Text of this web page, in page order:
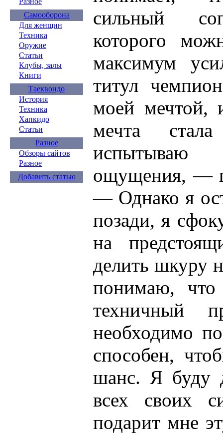
Самооборона
Для женщин
Техника
Оружие
Статьи
Клубы, залы
Книги
Таеквондо
История
Техника
Хапкидо
Статьи
Разное
Обзоры сайтов
Разное
Добавить статью
сильный
которого
максимум
титул
моей мечтой,
мечта
испытываю
ощущения, —
— Однако я
позади, я
на
делить шкуру
понимаю,
техничный
необходимо
способен,
шанс. Я буду
всех своих
подарит мне